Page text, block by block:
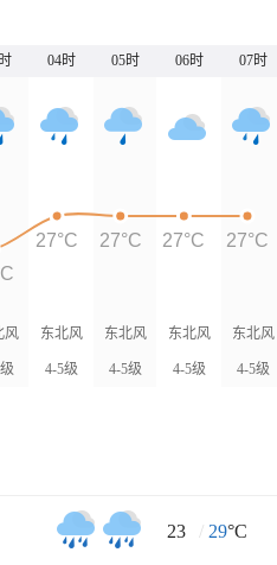
04时 05时 06时 07时
风 东北风
4-5级
东北风
4-5级
东北风
4-5级
东北风
4-5级
27°C 27°C 27°C 27°C
23 / 29°C